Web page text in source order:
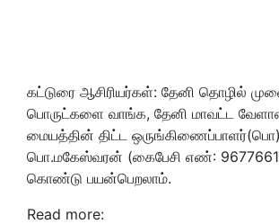
கட்டுரை ஆசிரியர்கள்: தேனி தொழில்
பொருட்களை வாங்க, தேனி மாவட்ட
மையத்தின் திட்ட ஒருங்கிணைப்பாளர்(பொ)
பொ.மகேஸ்வரன் (கைபேசி எண்:
கொண்டு பயன்பெறலாம்.
Read more: